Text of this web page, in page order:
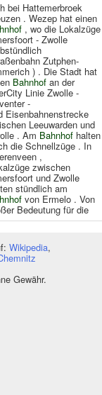
bei Hattemerbroek
. Wezep hat einen
, wo die Lokalzüge
- Zwolle
Zutphen-
) . Die Stadt hat
Bahnhof an der
Linie Zwolle -
-
Eisenbahnenstrecke
Leeuwarden und
. Am Bahnhof halten
die Schnellzüge . In
,
zwischen
und Zwolle
stündlich am
von Ermelo . Von
Bedeutung für die
Wikipedia,
Gewähr.